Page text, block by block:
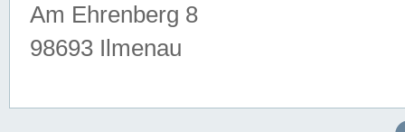
Am Ehrenberg 8
98693 Ilmenau